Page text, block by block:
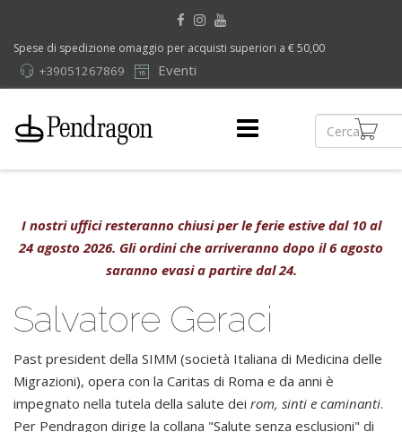
Spese di spedizione omaggio per acquisti superiori a € 50,00
Eventi
+39051267869
I nostri uffici resteranno chiusi per le ferie estive dal 10 al
24 agosto 2026. Gli ordini che arriveranno dopo il 6 agosto
saranno evasi a partire dal 24.
Salvatore Geraci
Past president della SIMM (società Italiana di Medicina delle
Migrazioni), opera con la Caritas di Roma e da anni è
impegnato nella tutela della salute dei rom, sinti e caminanti.
Per Pendragon dirige la collana "Salute senza esclusioni" di